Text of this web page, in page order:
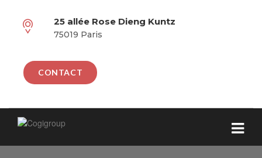
25 allée Rose Dieng Kuntz
75019 Paris
CONTACT